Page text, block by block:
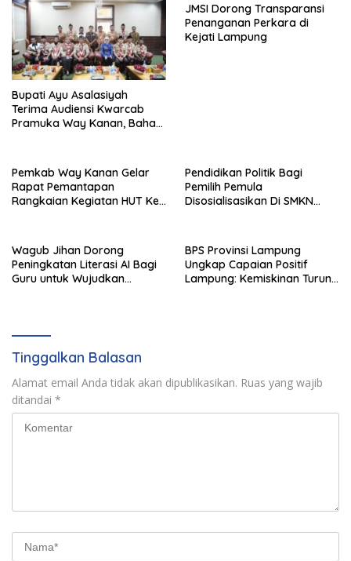
Bupati Ayu Asalasiyah
Terima Audiensi Kwarcab
Pramuka Way Kanan, Bahas
JMSI Dorong Transparansi
Penanganan Perkara di
Kejati Lampung
Pemkab Way Kanan Gelar
Rapat Pemantapan
Rangkaian Kegiatan HUT Ke-
Pendidikan Politik Bagi
Pemilih Pemula
Disosialisasikan Di SMKN
Wagub Jihan Dorong
Peningkatan Literasi AI Bagi
Guru untuk Wujudkan
BPS Provinsi Lampung
Ungkap Capaian Positif
Lampung: Kemiskinan Turun,
Tinggalkan Balasan
Alamat email Anda tidak akan dipublikasikan. Ruas yang wajib
ditandai *